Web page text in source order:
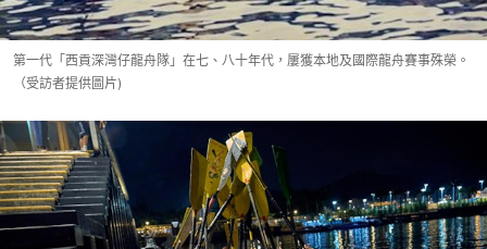
第一代「西貢深灣仔龍舟隊」在七、八十年代，屢獲本地及國際龍舟賽事殊榮。
（受訪者提供圖片)